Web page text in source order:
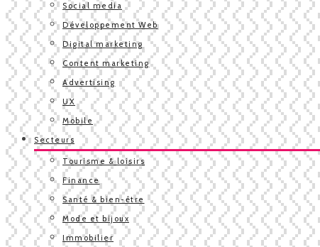
Social media
Développement Web
Digital marketing
Content marketing
Advertising
UX
Mobile
Secteurs
Tourisme & loisirs
Finance
Santé & bien-être
Mode et bijoux
Immobilier